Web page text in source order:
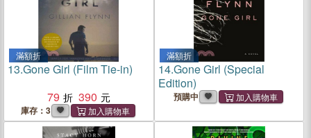
滿額折
13.Gone Girl (Film Tie-in)
79
390
庫存：3
滿額折
14.Gone Girl (Special
Edition)
預購中